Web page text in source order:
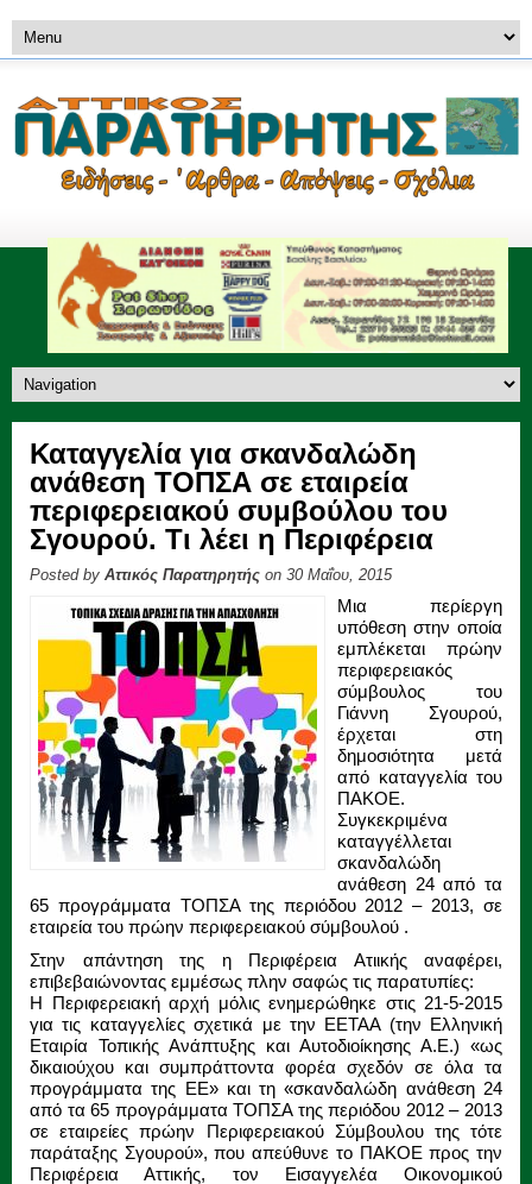
Καταγγελία για σκανδαλώδη
ανάθεση ΤΟΠΣΑ σε εταιρεία
περιφερειακού συμβούλου του
Σγουρού. Τι λέει η Περιφέρεια
Posted by Αττικός Παρατηρητής on 30 Μαΐου, 2015
Μια περίεργη
υπόθεση στην οποία
εμπλέκεται πρώην
περιφερειακός
σύμβουλος του
Γιάννη Σγουρού,
έρχεται στη
δημοσιότητα μετά
από καταγγελία του
ΠΑΚΟΕ.
Συγκεκριμένα
καταγγέλλεται
σκανδαλώδη
ανάθεση 24 από τα
65 προγράμματα ΤΟΠΣΑ της περιόδου 2012 – 2013, σε
εταιρεία του πρώην περιφερειακού σύμβουλού .
Στην απάντηση της η Περιφέρεια Ατιικής αναφέρει,
επιβεβαιώνοντας εμμέσως πλην σαφώς τις παρατυπίες:
Η Περιφερειακή αρχή μόλις ενημερώθηκε στις 21-5-2015
για τις καταγγελίες σχετικά με την ΕΕΤΑΑ (την Ελληνική
Εταιρία Τοπικής Ανάπτυξης και Αυτοδιοίκησης Α.Ε.) «ως
δικαιούχου και συμπράττοντα φορέα σχεδόν σε όλα τα
προγράμματα της ΕΕ» και τη «σκανδαλώδη ανάθεση 24
από τα 65 προγράμματα ΤΟΠΣΑ της περιόδου 2012 – 2013
σε εταιρείες πρώην Περιφερειακού Σύμβουλου της τότε
παράταξης Σγουρού», που απεύθυνε το ΠΑΚΟΕ προς την
Περιφέρεια Αττικής, τον Εισαγγελέα Οικονομικού